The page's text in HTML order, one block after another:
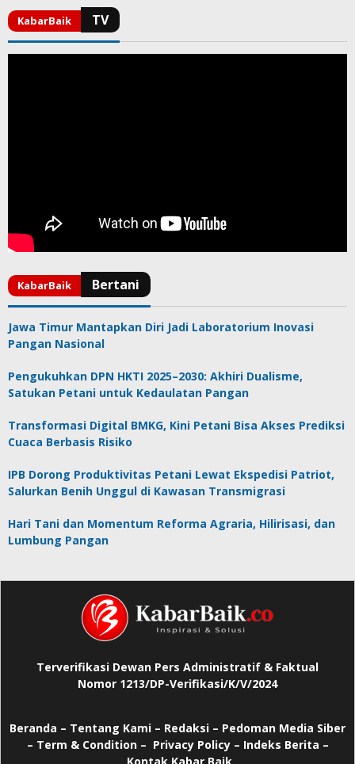
Jawa Timur Mantapkan Diri Jadi Laboratorium Inovasi
Pangan Nasional
Pengukuhkan DPN HKTI 2025–2030: Akhiri Dualisme,
Satukan Petani untuk Kedaulatan Pangan
Transformasi Digital BMKG, Kini Petani Bisa Akses Prediksi
Cuaca Berbasis Risiko
IPB Dorong Produktivitas Petani Lewat Ekspedisi Patriot,
Salurkan Benih Unggul di Kawasan Transmigrasi
Hari Tani dan Momentum Reforma Agraria, Hilirisasi, dan
Lumbung Pangan
Terverifikasi Dewan Pers Administratif & Faktual
Nomor 1213/DP-Verifikasi/K/V/2024
Beranda – Tentang Kami – Redaksi – Pedoman Media Siber
– Term & Condition – Privacy Policy– Indeks Berita –